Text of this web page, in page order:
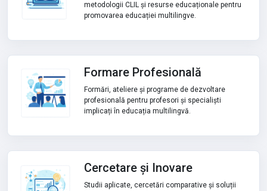
metodologii CLIL și resurse educaționale pentru
promovarea educației multilingve.
Formare Profesională
Formări, ateliere și programe de dezvoltare
profesională pentru profesori și specialiști
implicați în educația multilingvă.
Cercetare și Inovare
Studii aplicate, cercetări comparative și soluții